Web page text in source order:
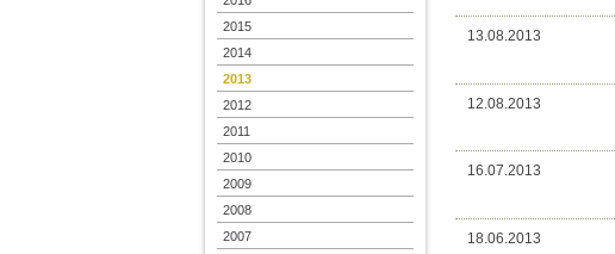
13.08.2013
12.08.2013
16.07.2013
18.06.2013
2015
2014
2013
2012
2011
2010
2009
2008
2007